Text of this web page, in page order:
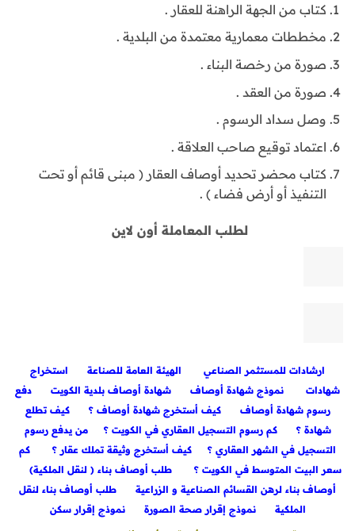
كتاب من الجهة الراهنة للعقار .
مخططات معمارية معتمدة من البلدية .
صورة من رخصة البناء .
صورة من العقد .
وصل سداد الرسوم .
اعتماد توقيع صاحب العلاقة .
كتاب محضر تحديد أوصاف العقار ( مبنى قائم أو تحت
التنفيذ أو أرض فضاء ) .
لطلب المعاملة أون لاين
ارشادات للمستثمر الصناعي الهيئة العامة للصناعة
استخراج
شهادات
نموذج شهادة أوصاف شهادة أوصاف بلدية الكويت
دفع
رسوم شهادة أوصاف
كيف أستخرج شهادة أوصاف ؟
كيف تطلع
شهادة ؟
كم رسوم التسجيل العقاري في الكويت ؟
من يدفع رسوم
التسجيل في الشهر العقاري ؟
كيف أستخرج وثيقة تملك عقار ؟
كم
سعر البيت المتوسط ​​في الكويت ؟
طلب أوصاف بناء ( لنقل الملكية)
أوصاف بناء لرهن القسائم الصناعية و الزراعية
طلب أوصاف بناء لنقل
الملكية
نموذج إقرار صحة الصورة نموذج إقرار سكن